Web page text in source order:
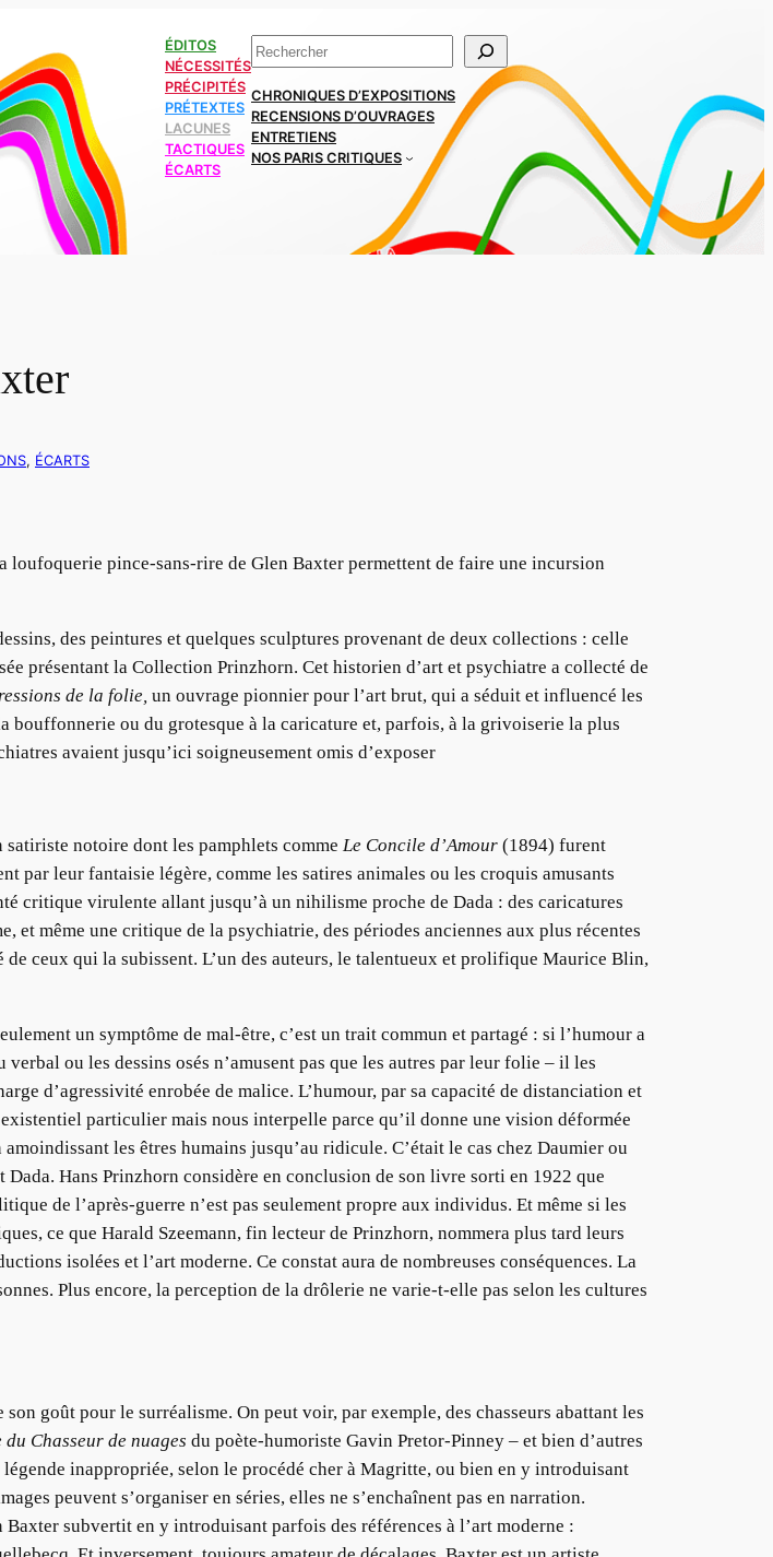
ÉDITOS
NÉCESSITÉS
PRÉCIPITÉS
PRÉTEXTES
LACUNES
TACTIQUES
ÉCARTS
Rechercher
CHRONIQUES D’EXPOSITIONS
RECENSIONS D’OUVRAGES
ENTRETIENS
NOS PARIS CRITIQUES
, ÉCARTS
loufoquerie pince-sans-rire de Glen Baxter permettent de faire une incursion
des peintures et quelques sculptures provenant de deux collections : celle
présentant la Collection Prinzhorn. Cet historien d’art et psychiatre a collecté de
de la folie, un ouvrage pionnier pour l’art brut, qui a séduit et influencé les
bouffonnerie ou du grotesque à la caricature et, parfois, à la grivoiserie la plus
avaient jusqu’ici soigneusement omis d’exposer
notoire dont les pamphlets comme Le Concile d’Amour (1894) furent
par leur fantaisie légère, comme les satires animales ou les croquis amusants
critique virulente allant jusqu’à un nihilisme proche de Dada : des caricatures
même une critique de la psychiatrie, des périodes anciennes aux plus récentes
ceux qui la subissent. L’un des auteurs, le talentueux et prolifique Maurice Blin,
un symptôme de mal-être, c’est un trait commun et partagé : si l’humour a
ou les dessins osés n’amusent pas que les autres par leur folie – il les
d’agressivité enrobée de malice. L’humour, par sa capacité de distanciation et
particulier mais nous interpelle parce qu’il donne une vision déformée
les êtres humains jusqu’au ridicule. C’était le cas chez Daumier ou
Hans Prinzhorn considère en conclusion de son livre sorti en 1922 que
de l’après-guerre n’est pas seulement propre aux individus. Et même si les
ce que Harald Szeemann, fin lecteur de Prinzhorn, nommera plus tard leurs
isolées et l’art moderne. Ce constat aura de nombreuses conséquences. La
Plus encore, la perception de la drôlerie ne varie-t-elle pas selon les cultures
goût pour le surréalisme. On peut voir, par exemple, des chasseurs abattant les
du Chasseur de nuages du poète-humoriste Gavin Pretor-Pinney – et bien d’autres
inappropriée, selon le procédé cher à Magritte, ou bien en y introduisant
peuvent s’organiser en séries, elles ne s’enchaînent pas en narration.
subvertit en y introduisant parfois des références à l’art moderne :